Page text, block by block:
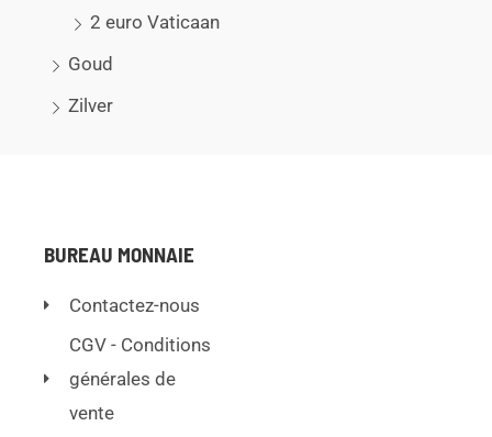
2 euro Vaticaan
Goud
Zilver
BUREAU MONNAIE
Contactez-nous
CGV - Conditions
générales de
vente